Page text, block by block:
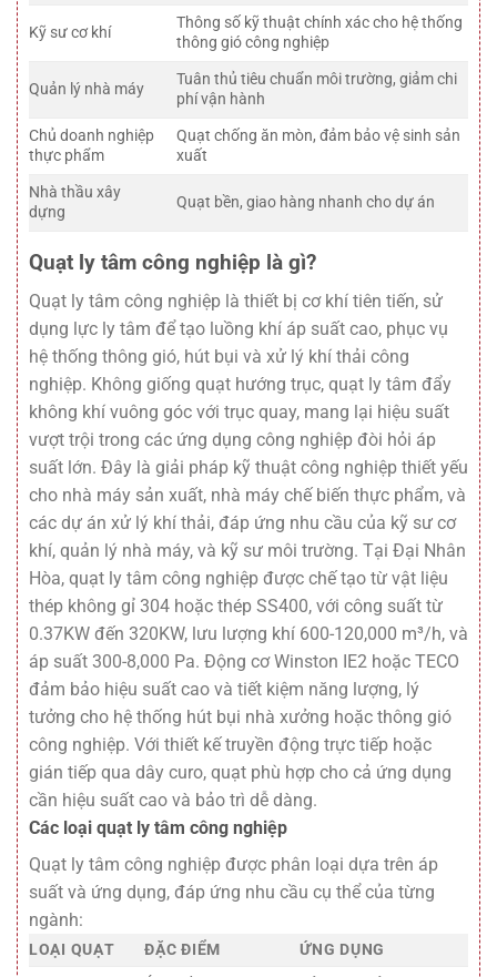
Kỹ sư cơ khí
Thông số kỹ thuật chính xác cho hệ thống
thông gió công nghiệp
Quản lý nhà máy
Tuân thủ tiêu chuẩn môi trường, giảm chi
phí vận hành
Chủ doanh nghiệp
thực phẩm
Quạt chống ăn mòn, đảm bảo vệ sinh sản
xuất
Nhà thầu xây
dựng
Quạt bền, giao hàng nhanh cho dự án
Quạt ly tâm công nghiệp là gì?
Quạt ly tâm công nghiệp là thiết bị cơ khí tiên tiến, sử
dụng lực ly tâm để tạo luồng khí áp suất cao, phục vụ
hệ thống thông gió, hút bụi và xử lý khí thải công
nghiệp. Không giống quạt hướng trục, quạt ly tâm đẩy
không khí vuông góc với trục quay, mang lại hiệu suất
vượt trội trong các ứng dụng công nghiệp đòi hỏi áp
suất lớn. Đây là giải pháp kỹ thuật công nghiệp thiết yếu
cho nhà máy sản xuất, nhà máy chế biến thực phẩm, và
các dự án xử lý khí thải, đáp ứng nhu cầu của kỹ sư cơ
khí, quản lý nhà máy, và kỹ sư môi trường. Tại Đại Nhân
Hòa, quạt ly tâm công nghiệp được chế tạo từ vật liệu
thép không gỉ 304 hoặc thép SS400, với công suất từ
0.37KW đến 320KW, lưu lượng khí 600-120,000 m³/h, và
áp suất 300-8,000 Pa. Động cơ Winston IE2 hoặc TECO
đảm bảo hiệu suất cao và tiết kiệm năng lượng, lý
tưởng cho hệ thống hút bụi nhà xưởng hoặc thông gió
công nghiệp. Với thiết kế truyền động trực tiếp hoặc
gián tiếp qua dây curo, quạt phù hợp cho cả ứng dụng
cần hiệu suất cao và bảo trì dễ dàng.
Các loại quạt ly tâm công nghiệp
Quạt ly tâm công nghiệp được phân loại dựa trên áp
suất và ứng dụng, đáp ứng nhu cầu cụ thể của từng
ngành:
LOẠI QUẠT ĐẶC ĐIỂM
ỨNG DỤNG